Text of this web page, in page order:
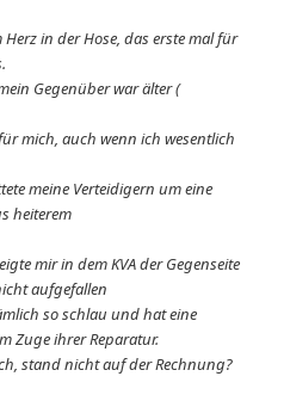
in der Hose, das erste mal für
Gegenüber war älter (
mich, auch wenn ich wesentlich
meine Verteidigern um eine
heiterem
mir in dem KVA der Gegenseite
aufgefallen
so schlau und hat eine
Zuge ihrer Reparatur.
stand nicht auf der Rechnung?